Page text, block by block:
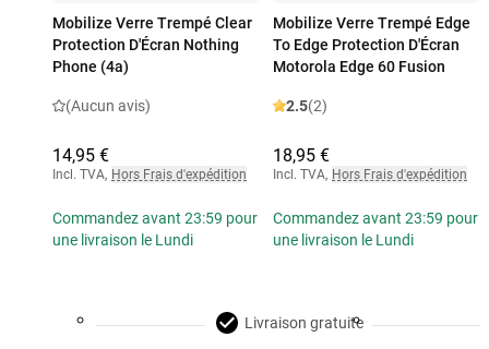
Mobilize Verre Trempé Clear
Protection D'Écran Nothing
Phone (4a)
(Aucun avis)
14,95 €
Incl. TVA, Hors Frais d'expédition
Commandez avant 23:59 pour
une livraison le Lundi
Mobilize Verre Trempé Edge
To Edge Protection D'Écran
Motorola Edge 60 Fusion
2.5(2)
18,95 €
Incl. TVA, Hors Frais d'expédition
Commandez avant 23:59 pour
une livraison le Lundi
Livraison gratuite